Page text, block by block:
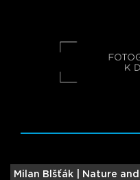
Milan Blšťák |
Nature